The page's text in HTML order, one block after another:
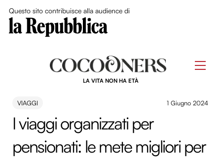
Questo sito contribuisce alla audience di
LA VITA NON HA ETÀ
VIAGGI 1 Giugno 2024
I viaggi organizzati per
pensionati: le mete migliori per